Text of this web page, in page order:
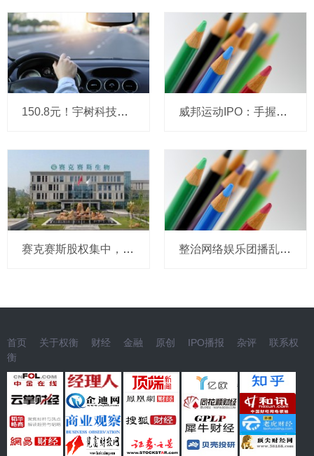
150.8元！宇树科技，IPO发行价定了 威邦运动IPO：手握8亿现金仍募资补流，实控人家族持股超99%
赛克赛斯股权集中，前番冲刺曾受警示，经销为主营收波动 整治网络娱乐团播乱象 中央网信办处置1840余个违规账号
首页 关于权衡 财经 金融 原创 IPO播报 杂评
联系权
衡